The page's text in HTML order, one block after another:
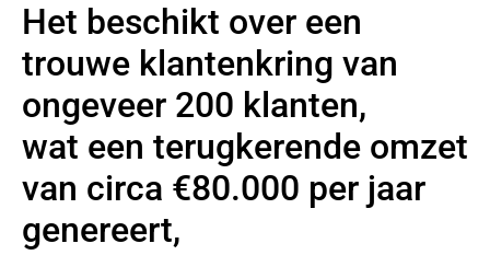
Het beschikt over een
trouwe klantenkring van
ongeveer 200 klanten,
wat een terugkerende omzet
van circa €80.000 per jaar
genereert,